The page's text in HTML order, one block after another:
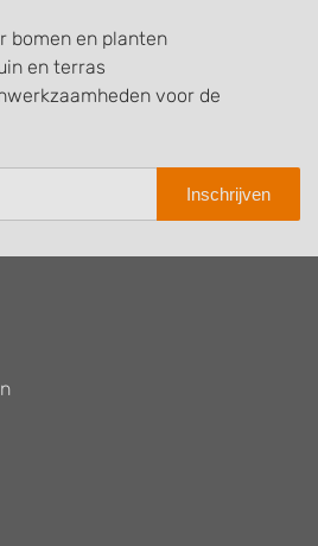
bomen en planten
en terras
voor de
Inschrijven